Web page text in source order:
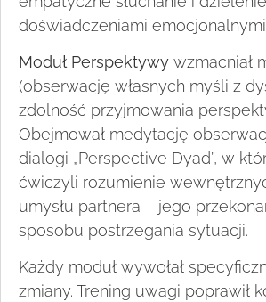
doświadczeniami
Moduł Perspektywy wzmacniał
(obserwację własnych myśli z
zdolność przyjmowania
Obejmował medytację
dialogi „Perspective Dyad”, w
ćwiczyli rozumienie
umysłu partnera – jego
sposobu postrzegania sytuacji.
Każdy moduł wywołał
zmiany. Trening uwagi poprawił